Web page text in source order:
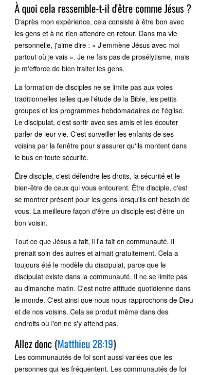
À quoi cela ressemble-t-il d'être comme Jésus ?
D'après mon expérience, cela consiste à être bon avec
les gens et à ne rien attendre en retour. Dans ma vie
personnelle, j'aime dire : « J'emmène Jésus avec moi
partout où je vais ». Je ne fais pas de prosélytisme, mais
je m'efforce de bien traiter les gens.
La formation de disciples ne se limite pas aux voies
traditionnelles telles que l'étude de la Bible, les petits
groupes et les programmes hebdomadaires de l'église.
Le discipulat, c'est sortir avec ses amis et les écouter
parler de leur vie. C'est surveiller les enfants de ses
voisins par la fenêtre pour s'assurer qu'ils montent dans
le bus en toute sécurité.
Être disciple, c'est défendre les droits, la sécurité et le
bien-être de ceux qui vous entourent. Être disciple, c'est
se montrer présent pour les gens lorsqu'ils ont besoin de
vous. La meilleure façon d'être un disciple est d'être un
bon voisin.
Tout ce que Jésus a fait, il l'a fait en communauté. Il
prenait soin des autres et aimait gratuitement. Cela a
toujours été le modèle du discipulat, parce que le
discipulat existe dans la communauté. Il ne se limite pas
au dimanche matin. C'est notre attitude quotidienne dans
le monde. C'est ainsi que nous nous rapprochons de Dieu
et de nos voisins. Cela se produit même dans des
endroits où l'on ne s'y attend pas.
Allez donc (Matthieu 28:19)
Les communautés de foi sont aussi variées que les
personnes qui les fréquentent. Les communautés de foi